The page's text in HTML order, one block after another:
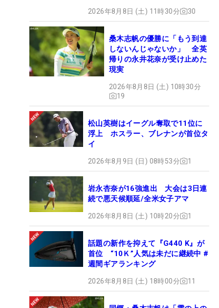
2026年8月8日 (土) 11時30分 30
桑木志帆の優勝に「もう到達
しないんじゃないか」 全英
帰りの永井花奈が受け止めた
現実
2026年8月8日 (土) 10時30分
19
松山英樹はイーグル奪取で11位に
浮上 ホスラー、ブレナンが首位タ
イ
2026年8月9日 (日) 08時53分 1
岩永杏奈が16強進出 大会は3日連
続で悪天候順延/全米女子アマ
2026年8月8日 (土) 10時20分 1
話題の新作を抑えて『G440 K』が
首位 “10Ｋ”人気は未だに継続中 #
週間ギアランキング
2026年8月8日 (土) 18時00分 11